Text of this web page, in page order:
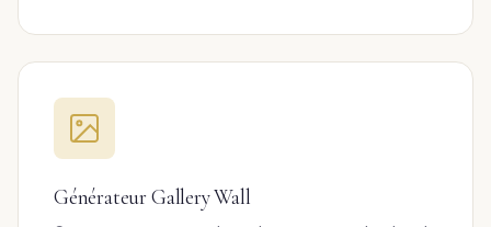
Générateur Gallery Wall